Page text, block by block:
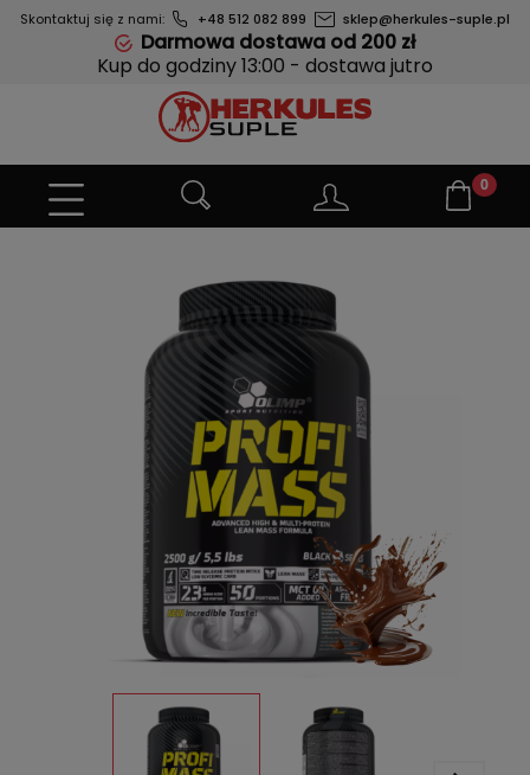
Skontaktuj się z nami: +48 512 082 899 sklep@herkules-suple.pl
Darmowa dostawa od 200 zł
Kup do godziny 13:00 - dostawa jutro